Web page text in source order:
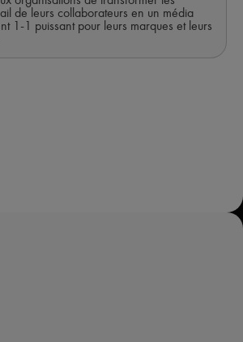
de leurs collaborateurs en un média
1-1 puissant pour leurs marques et leurs